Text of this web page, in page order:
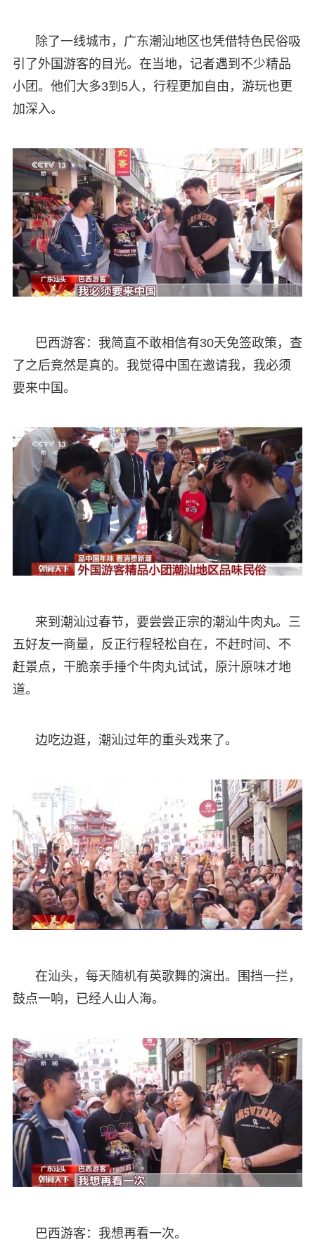
除了一线城市，广东潮汕地区也凭借特色民俗吸
引了外国游客的目光。在当地，记者遇到不少精品
小团。他们大多3到5人，行程更加自由，游玩也更
加深入。
巴西游客：我简直不敢相信有30天免签政策，查
了之后竟然是真的。我觉得中国在邀请我，我必须
要来中国。
来到潮汕过春节，要尝尝正宗的潮汕牛肉丸。三
五好友一商量，反正行程轻松自在，不赶时间、不
赶景点，干脆亲手捶个牛肉丸试试，原汁原味才地
道。
边吃边逛，潮汕过年的重头戏来了。
在汕头，每天随机有英歌舞的演出。围挡一拦，
鼓点一响，已经人山人海。
巴西游客：我想再看一次。